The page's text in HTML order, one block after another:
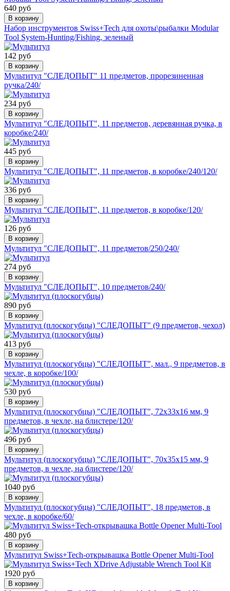
640 руб
В корзину
Набор инструментов Swiss+Tech для охоты\рыбалки Modular
Tool System-Hunting/Fishing, зеленый
142 руб
В корзину
Мультитул "СЛЕДОПЫТ" 11 предметов, прорезиненная
ручка/240/
234 руб
В корзину
Мультитул "СЛЕДОПЫТ", 11 предметов, деревянная ручка, в
коробке/240/
445 руб
В корзину
Мультитул "СЛЕДОПЫТ", 11 предметов, в коробке/240/120/
336 руб
В корзину
Мультитул "СЛЕДОПЫТ", 11 предметов, в коробке/120/
126 руб
В корзину
Мультитул "СЛЕДОПЫТ", 11 предметов/250/240/
274 руб
В корзину
Мультитул "СЛЕДОПЫТ", 10 предметов/240/
890 руб
В корзину
Мультитул (плоскогубцы) "СЛЕДОПЫТ" (9 предметов, чехол)
413 руб
В корзину
Мультитул (плоскогубцы) "СЛЕДОПЫТ", мал., 9 предметов, в
чехле, в коробке/100/
530 руб
В корзину
Мультитул (плоскогубцы) "СЛЕДОПЫТ", 72х33х16 мм, 9
предметов, в чехле, на блистере/120/
496 руб
В корзину
Мультитул (плоскогубцы) "СЛЕДОПЫТ", 70х35х15 мм, 9
предметов, в чехле, на блистере/120/
1040 руб
В корзину
Мультитул (плоскогубцы) "СЛЕДОПЫТ", 18 предметов, в
чехле, в коробке/60/
480 руб
В корзину
Мультитул Swiss+Tech-открывашка Bottle Opener Multi-Tool
1920 руб
В корзину